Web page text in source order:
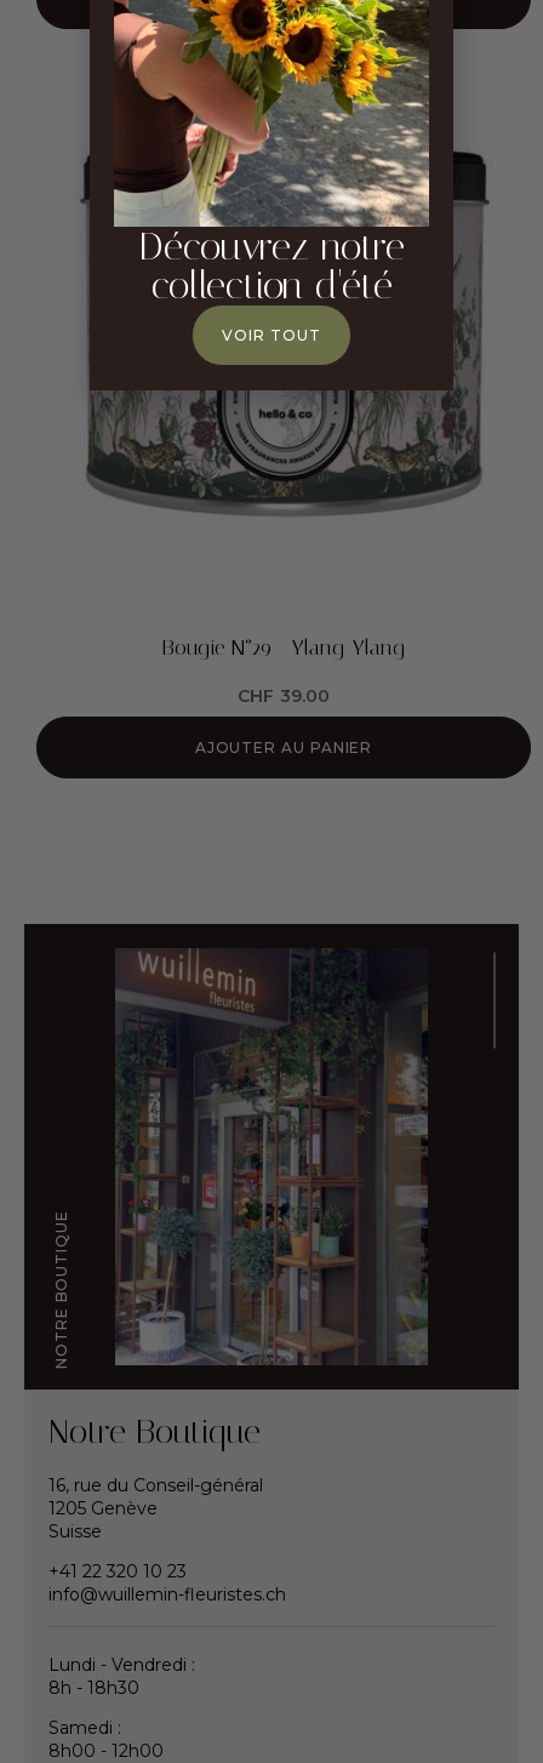
Bougie N°29 - Ylang-Ylang
CHF 39.00
AJOUTER AU PANIER
NOTRE BOUTIQUE
Notre Boutique
16, rue du Conseil-général
1205 Genève
Suisse
+41 22 320 10 23
info@wuillemin-fleuristes.ch
Lundi - Vendredi :
8h - 18h30
Samedi :
8h00 - 12h00
Découvrez notre
collection d'été
VOIR TOUT